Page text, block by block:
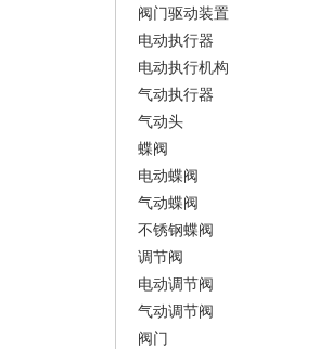
阀门驱动装置
电动执行器
电动执行机构
气动执行器
气动头
蝶阀
电动蝶阀
气动蝶阀
不锈钢蝶阀
调节阀
电动调节阀
气动调节阀
阀门